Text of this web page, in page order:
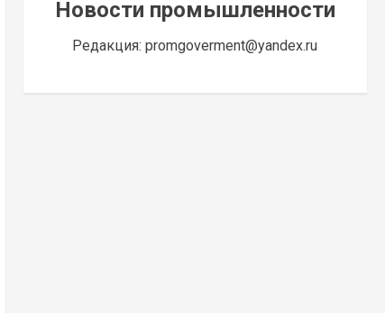
Новости промышленности
Редакция: promgoverment@yandex.ru